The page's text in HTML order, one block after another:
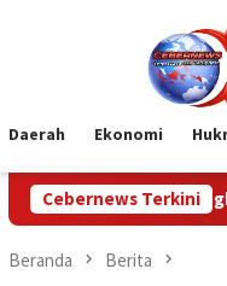
Daerah Ekonomi
Cebernews Terkini
Kunjungan Menteri
Beranda Berita